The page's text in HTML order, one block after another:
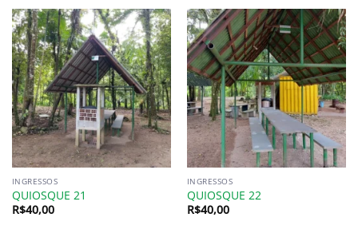
INGRESSOS
QUIOSQUE 21
R$40,00
INGRESSOS
QUIOSQUE 22
R$40,00